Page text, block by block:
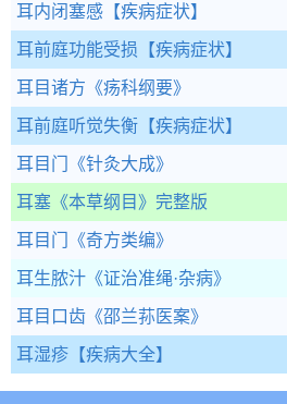
耳内闭塞感 【疾病症状】
耳前庭功能受损 【疾病症状】
耳目诸方 《疡科纲要》
耳前庭听觉失衡 【疾病症状】
耳目门 《针灸大成》
耳塞 《本草纲目》完整版
耳目门 《奇方类编》
耳生脓汁 《证治准绳·杂病》
耳目口齿 《邵兰荪医案》
耳湿疹 【疾病大全】